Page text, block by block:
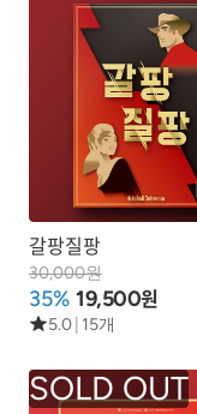
갈팡질팡
30,000원
35% 19,500원
5.0 15개